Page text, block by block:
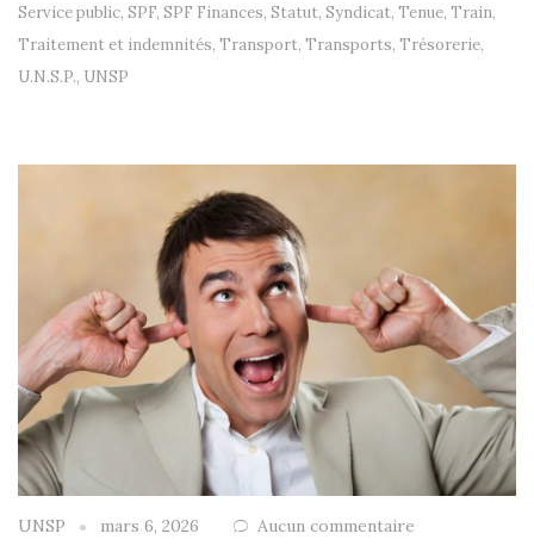
Service public, SPF, SPF Finances, Statut, Syndicat, Tenue, Train,
Traitement et indemnités, Transport, Transports, Trésorerie,
U.N.S.P., UNSP
UNSP mars 6, 2026 Aucun commentaire